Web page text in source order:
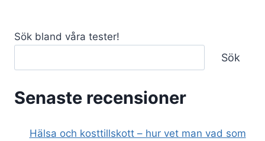
Sök bland våra tester!
Sök
Senaste recensioner
Hälsa och kosttillskott – hur vet man vad som